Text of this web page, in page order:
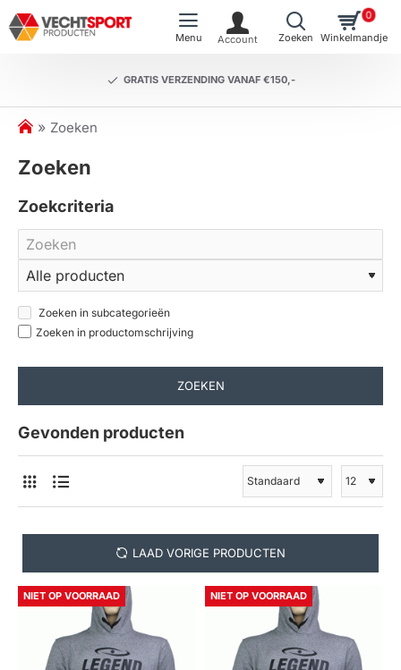
GRATIS VERZENDING VANAF €150,-
0
h
m
Zoeken
Zoeken
Zoekcriteria
Zoeken in subcategorieën
Zoeken in productomschrijving
ZOEKEN
Gevonden producten
LAAD VORIGE PRODUCTEN
NIET OP VOORRAAD NIET OP VOORRAAD